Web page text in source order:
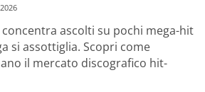
ascolti su pochi mega-hit
si assottiglia. Scopri come
il mercato discografico hit-